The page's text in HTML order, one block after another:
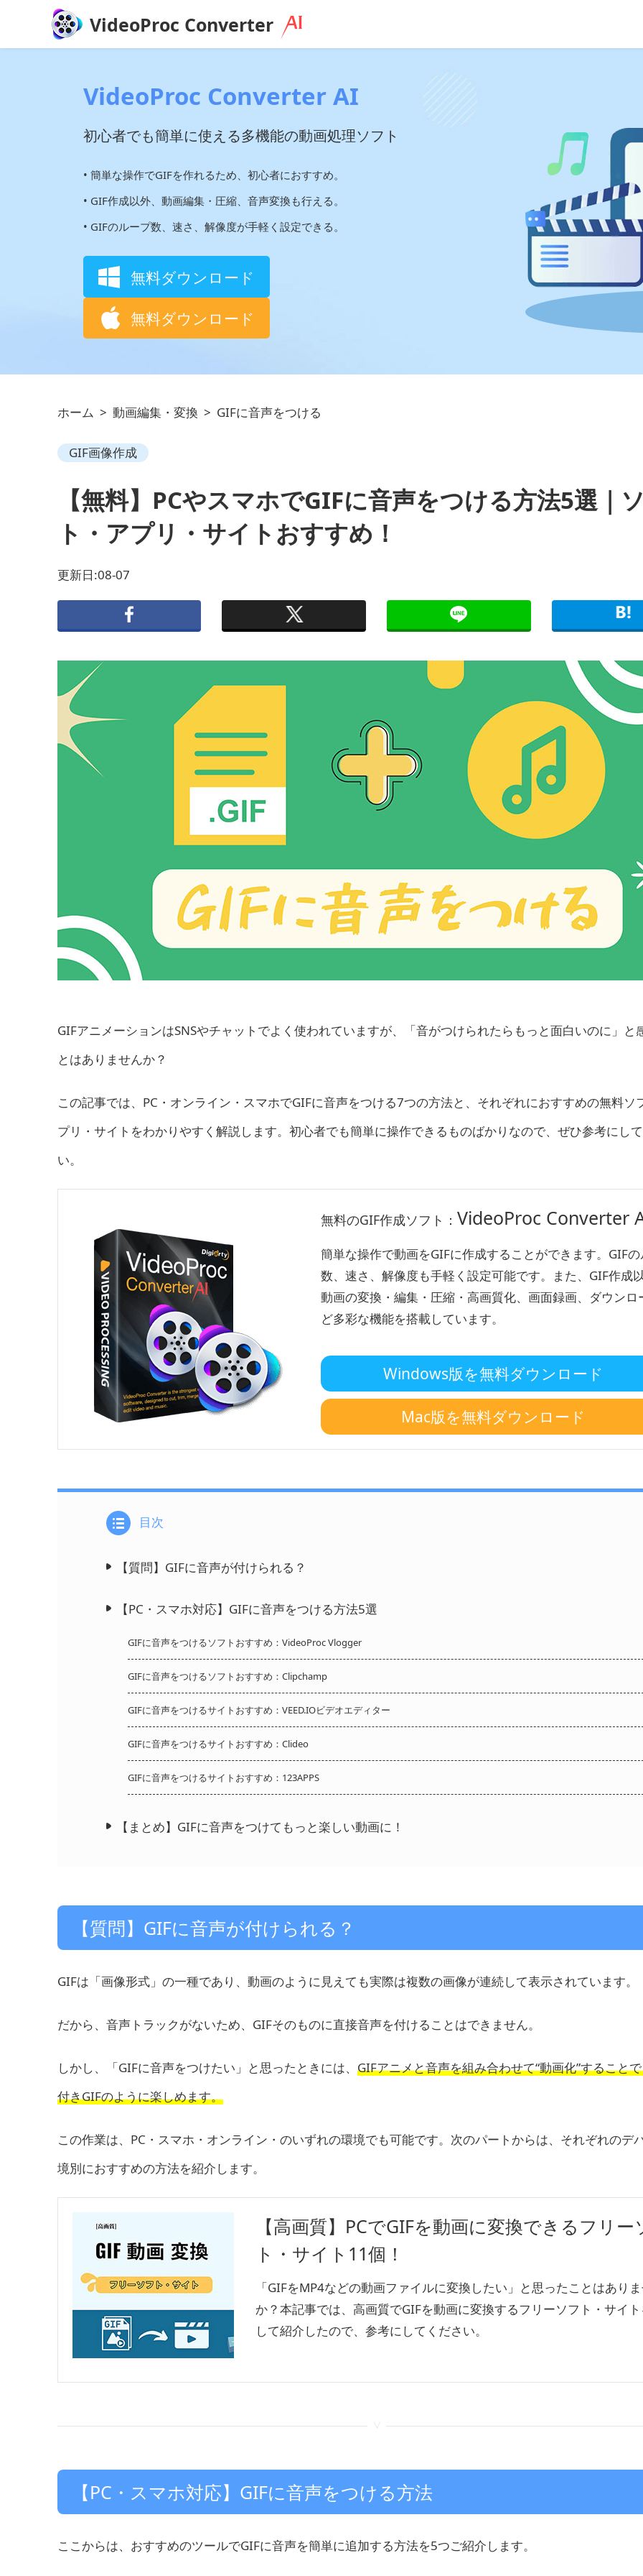
VideoProc Converter
VideoProc Converter AI
初心者でも簡単に使える多機能の動画処理ソフト
• 簡単な操作でGIFを作れるため、初心者におすすめ。
• GIF作成以外、動画編集・圧縮、音声変換も行える。
• GIFのループ数、速さ、解像度が手軽く設定できる。
無料ダウンロード
無料ダウンロード
ホーム > 動画編集・変換 > GIFに音声をつける
GIF画像作成
【無料】PCやスマホでGIFに音声をつける方法5選｜
ト・アプリ・サイトおすすめ！
更新日:08-07
GIFアニメーションはSNSやチャットでよく使われていますが、「音がつけられたらもっと面白いのに」と
とはありませんか？
この記事では、PC・オンライン・スマホでGIFに音声をつける7つの方法と、それぞれにおすすめの無料ソ
プリ・サイトをわかりやすく解説します。初心者でも簡単に操作できるものばかりなので、ぜひ参考にし
い。
無料のGIF作成ソフト： VideoProc Converter
簡単な操作で動画をGIFに作成することができます。GIF
数、速さ、解像度も手軽く設定可能です。また、GIF作成
動画の変換・編集・圧縮・高画質化、画面録画、ダウンロ
ど多彩な機能を搭載しています。
Windows版を無料ダウンロード
Mac版を無料ダウンロード
目次
【質問】GIFに音声が付けられる？
【PC・スマホ対応】GIFに音声をつける方法5選
GIFに音声をつけるソフトおすすめ：VideoProc Vlogger
GIFに音声をつけるソフトおすすめ：Clipchamp
GIFに音声をつけるサイトおすすめ：VEED.IOビデオエディター
GIFに音声をつけるサイトおすすめ：Clideo
GIFに音声をつけるサイトおすすめ：123APPS
【まとめ】GIFに音声をつけてもっと楽しい動画に！
【質問】GIFに音声が付けられる？
GIFは「画像形式」の一種であり、動画のように見えても実際は複数の画像が連続して表示されています。
だから、音声トラックがないため、GIFそのものに直接音声を付けることはできません。
しかし、「GIFに音声をつけたい」と思ったときには、 GIFアニメと音声を組み合わせて“動画化”すること
付きGIFのように楽しめます。
この作業は、PC・スマホ・オンライン・のいずれの環境でも可能です。次のパートからは、それぞれのデ
境別におすすめの方法を紹介します。
【高画質】PCでGIFを動画に変換できるフリー
ト・サイト11個！
「GIFをMP4などの動画ファイルに変換したい」と思ったことはあり
か？本記事では、高画質でGIFを動画に変換するフリーソフト・サイ
して紹介したので、参考にしてください。
【PC・スマホ対応】GIFに音声をつける方法
ここからは、おすすめのツールでGIFに音声を簡単に追加する方法を5つご紹介します。